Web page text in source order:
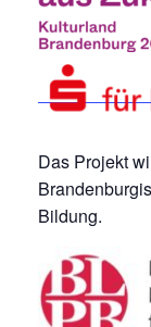
Das Projekt
Bildung.